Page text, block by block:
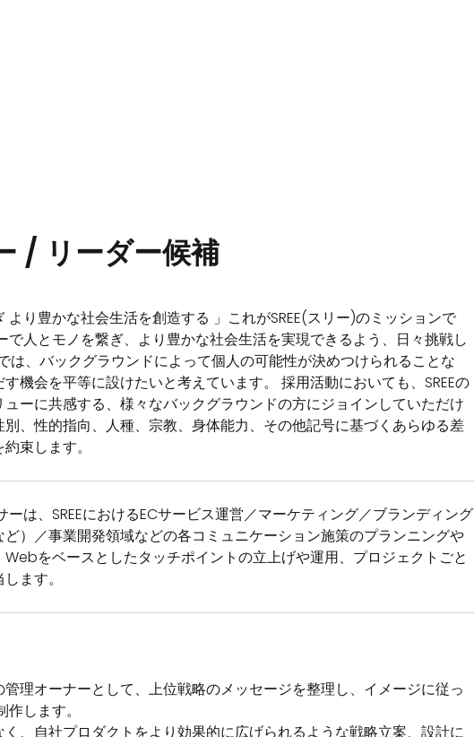
/ リーダー候補
より豊かな社会生活を創造する 」これがSREE(スリー)のミッションで
で人とモノを繋ぎ、より豊かな社会生活を実現できるよう、日々挑戦し
は、バックグラウンドによって個人の可能性が決めつけられることな
す機会を平等に設けたいと考えています。 採用活動においても、SREEの
ューに共感する、様々なバックグラウンドの方にジョインしていただけ
別、性的指向、人種、宗教、身体能力、その他記号に基づくあらゆる差
束します。
は、SREEにおけるECサービス運営／マーケティング／ブランディング
ど）／事業開発領域などの各コミュニケーション施策のプランニングや
をベースとしたタッチポイントの立上げや運用、プロジェクトごと
ます。
管理オーナーとして、上位戦略のメッセージを整理し、イメージに従っ
します。
く、自社プロダクトをより効果的に広げられるような戦略立案、設計に